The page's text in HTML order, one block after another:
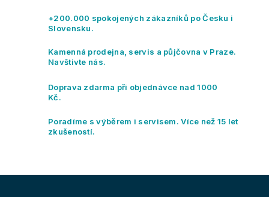
a
p
k
y
ý
+200.000 spokojených zákazníků po Česku i
Slovensku.
Kamenná prodejna, servis a půjčovna v Praze.
Navštivte nás.
Doprava zdarma při objednávce nad 1000
Kč.
Poradíme s výběrem i servisem. Více než 15 let
zkušeností.